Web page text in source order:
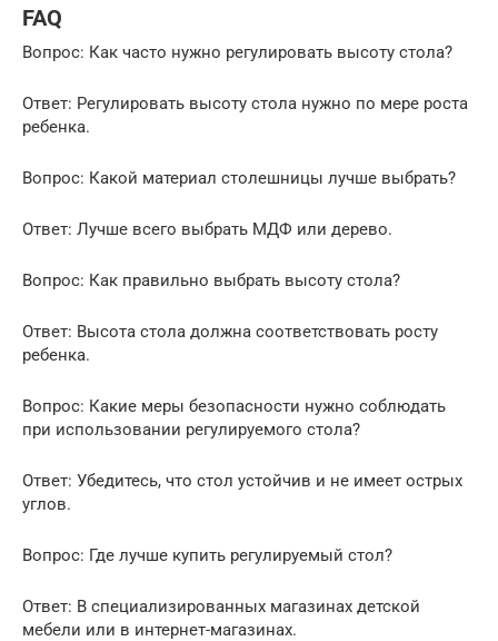
FAQ
Вопрос: Как часто нужно регулировать высоту стола?
Ответ: Регулировать высоту стола нужно по мере роста
ребенка.
Вопрос: Какой материал столешницы лучше выбрать?
Ответ: Лучше всего выбрать МДФ или дерево.
Вопрос: Как правильно выбрать высоту стола?
Ответ: Высота стола должна соответствовать росту
ребенка.
Вопрос: Какие меры безопасности нужно соблюдать
при использовании регулируемого стола?
Ответ: Убедитесь, что стол устойчив и не имеет острых
углов.
Вопрос: Где лучше купить регулируемый стол?
Ответ: В специализированных магазинах детской
мебели или в интернет-магазинах.